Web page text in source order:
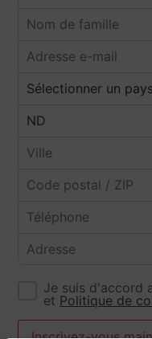
Je suis d'accord
et Politique de